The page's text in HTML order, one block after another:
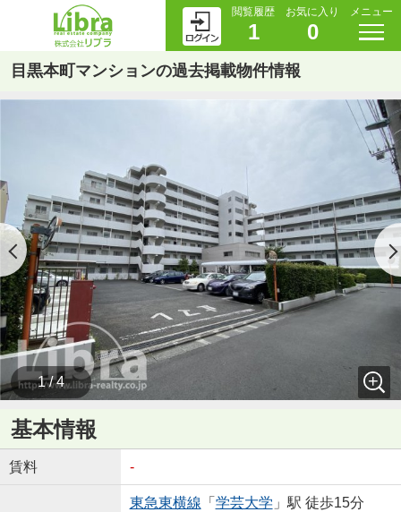
閲覧履歴
1
お気に入り
0
メニュー
目黒本町マンションの過去掲載物件情報
1 / 4
基本情報
賃料 -
東急東横線 「 学芸大学 」駅 徒歩15分